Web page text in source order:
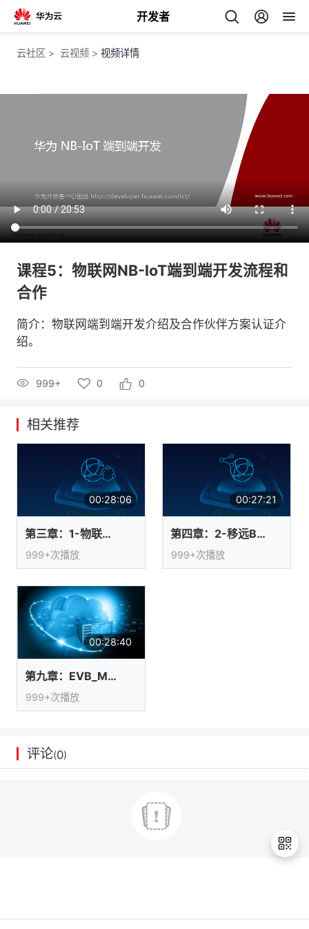
开发者
返
主
页
的
开
发
者
我
博
的
我
子
直
播
的
活
动
我
的
关
注
我
的
开
发
者
堂
课
程
的
认
证
我
的
实
验
我
的
收
藏
我
的
Programs
我
的
支
我
术
支
持
云
声
建
议
云社区 > 云视频 > 视频详情
课程5：物联网NB-IoT端到端开发流程和
合作
简介：物联网端到端开发介绍及合作伙伴方案认证介
绍。
999+ 0 0
相关推荐
00:28:06
第三章：1-物联网的4层开发模式详解
999+次播放
00:27:21
第四章：2-移远BC95模组介绍
999+次播放
00:28:40
第九章：EVB_M1入网
999+次播放
评论(0)